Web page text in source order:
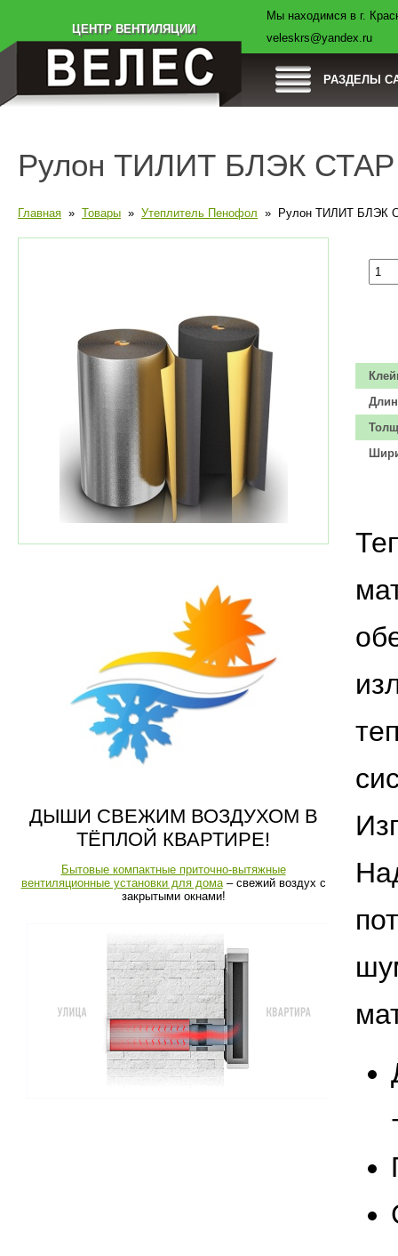
ЦЕНТР ВЕНТИЛЯЦИИ
Мы находимся в г.
veleskrs@yandex.ru
РАЗДЕЛЫ
Доставка
Рулон ТИЛИТ БЛЭК СТАР
Главная » Товары » Утеплитель Пенофол » Рулон ТИЛИТ БЛЭК
ДЫШИ СВЕЖИМ ВОЗДУХОМ В
ТЁПЛОЙ КВАРТИРЕ!
Бытовые компактные приточно-вытяжные
вентиляционные установки для дома– свежий воздух с
закрытыми окнами!